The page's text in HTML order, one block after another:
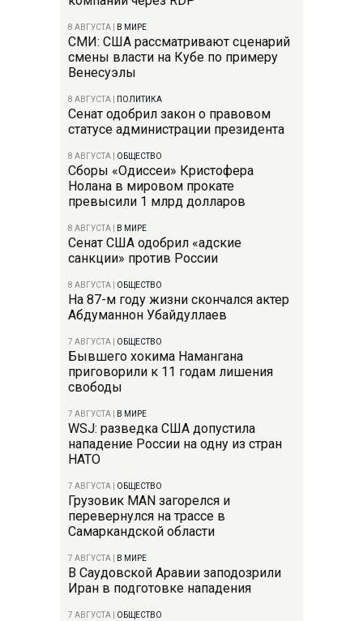
8 АВГУСТА В МИРЕ
СМИ: США рассматривают сценарий
смены власти на Кубе по примеру
Венесуэлы
8 АВГУСТА ПОЛИТИКА
Сенат одобрил закон о правовом
статусе администрации президента
8 АВГУСТА ОБЩЕСТВО
Сборы «Одиссеи» Кристофера
Нолана в мировом прокате
превысили 1 млрд долларов
8 АВГУСТА В МИРЕ
Сенат США одобрил «адские
санкции» против России
8 АВГУСТА ОБЩЕСТВО
На 87-м году жизни скончался актер
Абдуманнон Убайдуллаев
7 АВГУСТА ОБЩЕСТВО
Бывшего хокима Намангана
приговорили к 11 годам лишения
свободы
7 АВГУСТА В МИРЕ
WSJ: разведка США допустила
нападение России на одну из стран
НАТО
7 АВГУСТА ОБЩЕСТВО
Грузовик MAN загорелся и
перевернулся на трассе в
Самаркандской области
7 АВГУСТА В МИРЕ
В Саудовской Аравии заподозрили
Иран в подготовке нападения
7 АВГУСТА ОБЩЕСТВО